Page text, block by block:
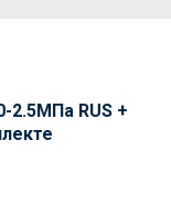
2.5МПа RUS +